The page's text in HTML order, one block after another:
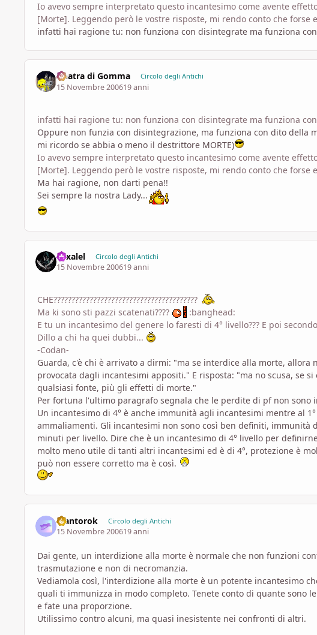
Io avevo sempre interpretato questo incantesimo come avente
[Morte]. Leggendo però le vostre risposte, mi rendo conto che forse
infatti hai ragione tu: non funziona con disintegrate ma funziona
Anatra di Gomma Circolo degli Antichi
15 Novembre 200619 anni
infatti hai ragione tu: non funziona con disintegrate ma funziona
Oppure non funzia con disintegrazione, ma funziona con dito della
mi ricordo se abbia o meno il destrittore MORTE)
Io avevo sempre interpretato questo incantesimo come avente
[Morte]. Leggendo però le vostre risposte, mi rendo conto che forse
Ma hai ragione, non darti pena!!
Sei sempre la nostra Lady...
Yexalel Circolo degli Antichi
15 Novembre 200619 anni
CHE????????????????????????????????????????
Ma ki sono sti pazzi scatenati????
:banghead:
E tu un incantesimo del genere lo faresti di 4° livello??? E poi
Dillo a chi ha quei dubbi...
-Codan-
Guarda, c'è chi è arrivato a dirmi: "ma se interdice alla morte,
provocata dagli incantesimi appositi." E risposta: "ma no scusa, se
qualsiasi fonte, più gli effetti di morte."
Per fortuna l'ultimo paragrafo segnala che le perdite di pf non sono
Un incantesimo di 4° è anche immunità agli incantesimi mentre al
ammaliamenti. Gli incantesimi non sono così ben definiti,
minuti per livello. Dire che è un incantesimo di 4° livello per
molto meno utile di tanti altri incantesimi ed è di 4°, protezione è
può non essere corretto ma è così.
Mantorok Circolo degli Antichi
15 Novembre 200619 anni
Dai gente, un interdizione alla morte è normale che non funzioni
trasmutazione e non di necromanzia.
Vediamola così, l'interdizione alla morte è un potente incantesimo
quali ti immunizza in modo completo. Tenete conto di quante sono
e fate una proporzione.
Utilissimo contro alcuni, ma quasi inesistente nei confronti di altri.